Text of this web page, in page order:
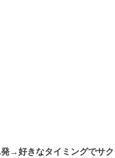
→好きなタイミングでサ